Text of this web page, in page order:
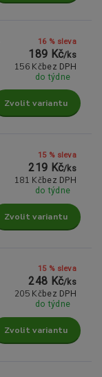
16 % sleva
189 Kč/ks
156 Kč bez DPH
do týdne
Zvolit variantu
15 % sleva
219 Kč/ks
181 Kč bez DPH
do týdne
Zvolit variantu
15 % sleva
248 Kč/ks
205 Kč bez DPH
do týdne
Zvolit variantu